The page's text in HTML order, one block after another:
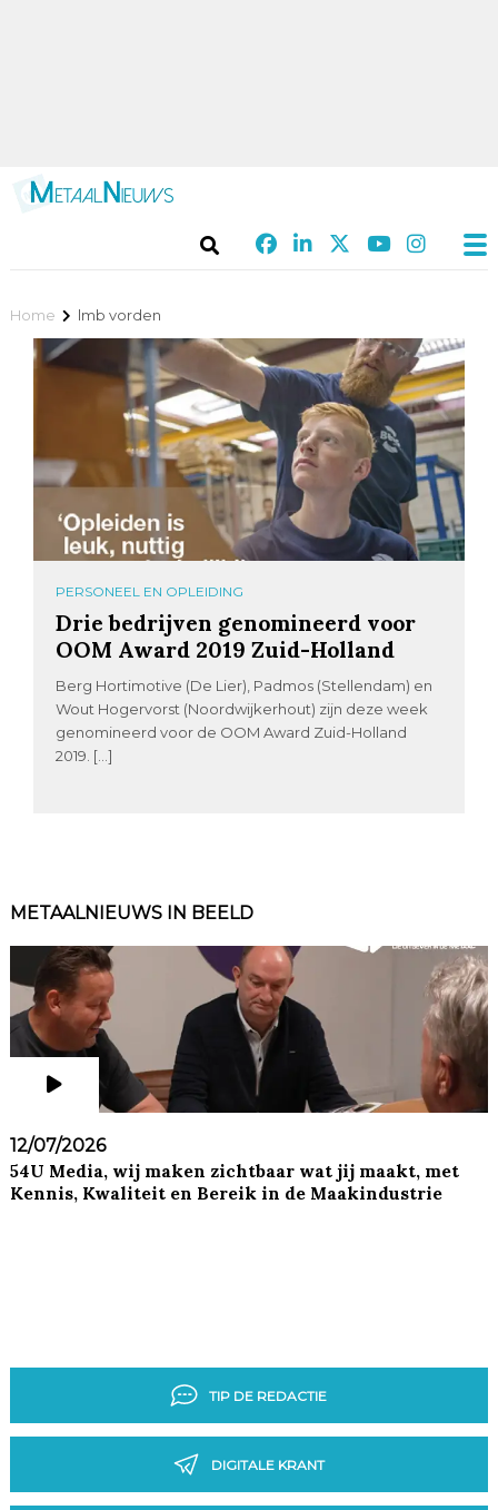
Home lmb vorden
PERSONEEL EN OPLEIDING
Drie bedrijven genomineerd voor
OOM Award 2019 Zuid-Holland
Berg Hortimotive (De Lier), Padmos (Stellendam) en
Wout Hogervorst (Noordwijkerhout) zijn deze week
genomineerd voor de OOM Award Zuid-Holland
2019. […]
METAALNIEUWS IN BEELD
12/07/2026
54U Media, wij maken zichtbaar wat jij maakt, met
Kennis, Kwaliteit en Bereik in de Maakindustrie
TIP DE REDACTIE
DIGITALE KRANT